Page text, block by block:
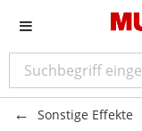
Sonstige Effekte